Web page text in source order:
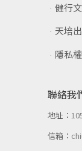
健行
天培
隱私
聯絡我
地址：
信箱：